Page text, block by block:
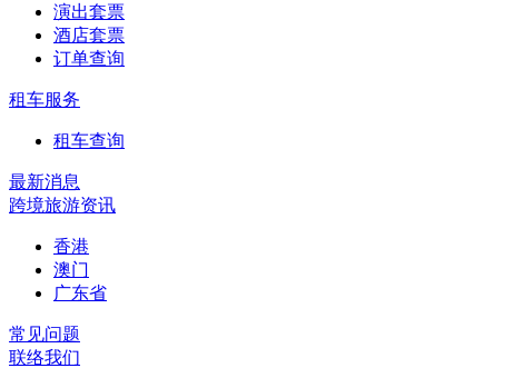
演出套票
酒店套票
订单查询
租车服务
租车查询
最新消息
跨境旅游资讯
香港
澳门
广东省
常见问题
联络我们